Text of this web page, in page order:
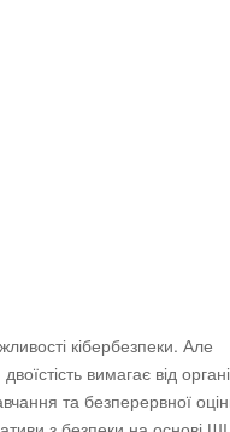
кібербезпеки. Але
вимагає від
та безперервної